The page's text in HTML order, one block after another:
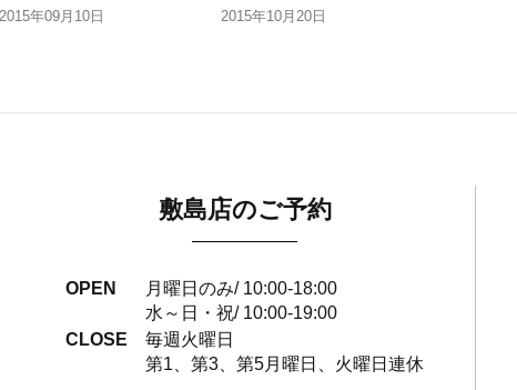
2015年09月10日 2015年10月20日
敷島店のご予約
OPEN
月曜日のみ/ 10:00-18:00
水～日・祝/ 10:00-19:00
CLOSE
毎週火曜日
第1、第3、第5月曜日、火曜日連休